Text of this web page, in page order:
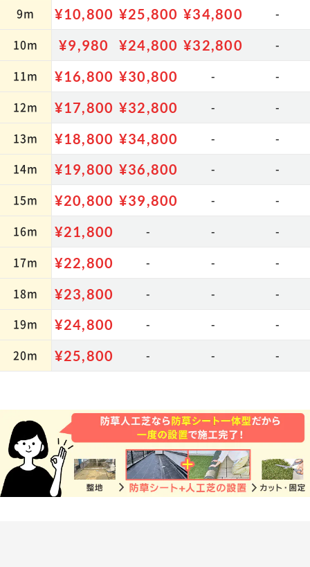
¥37,800
カートに追加
サイズ:3m×3m
【U字釘 18本付】
¥22,800
カートに追加
サイズ:3m×4m
【U字釘 40本付】
商品詳細 ≫
¥24,800
9m
10m
11m
12m
13m
14m
15m
16m
17m
18m
19m
20m
¥10,800
¥9,980
¥16,800
¥17,800
¥18,800
¥19,800
¥20,800
¥21,800
¥22,800
¥23,800
¥24,800
¥25,800
¥25,800
¥24,800
¥30,800
¥32,800
¥34,800
¥36,800
¥39,800
-
-
-
-
-
¥34,800
¥32,800
-
-
-
-
-
-
-
-
-
-
-
-
-
-
-
-
-
-
-
-
-
-